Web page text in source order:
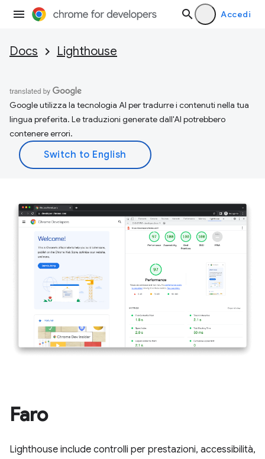
Accedi
Docs Lighthouse
Google utilizza la tecnologia AI per tradurre i contenuti nella tua
lingua preferita. Le traduzioni generate dall'AI potrebbero
contenere errori.
Faro
Lighthouse include controlli per prestazioni, accessibilità,